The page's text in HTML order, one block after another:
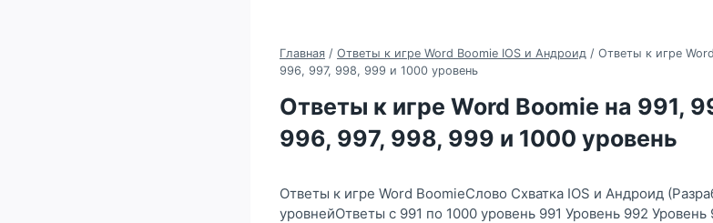
Главная / Ответы к игре Word Boomie IOS и Андроид / Ответы к игре
996, 997, 998, 999 и 1000 уровень
Ответы к игре Word Boomie на 991,
996, 997, 998, 999 и 1000 уровень
Ответы к игре Word BoomieСлово Схватка IOS и Андроид
уровнейОтветы с 991 по 1000 уровень 991 Уровень 992